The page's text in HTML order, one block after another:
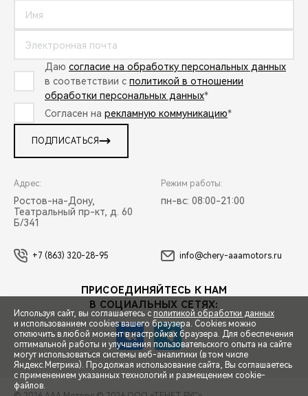
СПЕЦПРЕДЛОЖЕНИЯ
Даю согласие на обработку персональных данных
в соответствии с политикой в отношении
обработки персональных данных*
Согласен на рекламную коммуникацию*
ПОДПИСАТЬСЯ
Адрес:
Ростов-на-Дону,
Театральный пр-кт, д. 60
Б/341
Режим работы:
пн-вс: 08:00-21:00
+7 (863) 320-28-95 info@chery-aaamotors.ru
ПРИСОЕДИНЯЙТЕСЬ К НАМ
В СОЦИАЛЬНЫХ СЕТЯХ:
Используя сайт, вы соглашаетесь с политикой обработки данных
и использованием cookies вашего браузера. Cookies можно
отключить в любой момент в настройках браузера. Для обеспечения
оптимальной работы и улучшения пользовательского опыта на сайте
могут использоваться системы веб-аналитики (в том числе
Яндекс.Метрика). Продолжая использование сайта, Вы соглашаетесь
с применением указанных технологий и размещением cookie-
файлов.